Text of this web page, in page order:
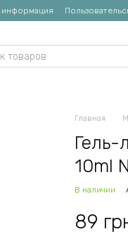
информация
Главная
Гель-
10ml
В наличии
89